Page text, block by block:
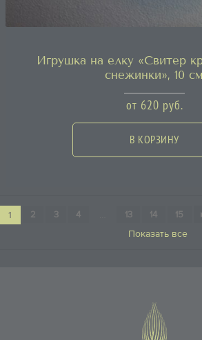
Игрушка на елку «Свитер
снежинки», 10 см
от 620 руб.
В КОРЗИНУ
1 2 3 4 13 14 15
Показать все